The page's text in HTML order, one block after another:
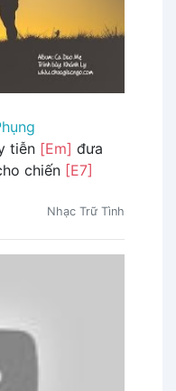
tiễn [Em] đưa
chiến [E7]
Nhạc Trữ Tình